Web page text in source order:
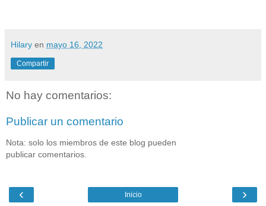
Hilary en mayo 16, 2022
Compartir
No hay comentarios:
Publicar un comentario
Nota: solo los miembros de este blog pueden
publicar comentarios.
‹ ›
Inicio